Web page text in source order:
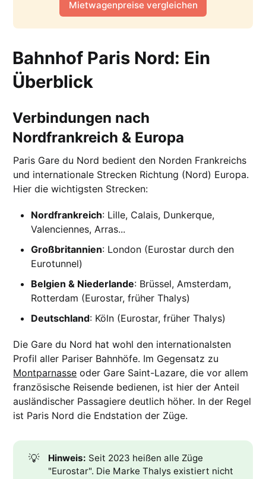
Mietwagenpreise vergleichen
Bahnhof Paris Nord: Ein
Überblick
Verbindungen nach
Nordfrankreich & Europa
Paris Gare du Nord bedient den Norden Frankreichs
und internationale Strecken Richtung (Nord) Europa.
Hier die wichtigsten Strecken:
Nordfrankreich: Lille, Calais, Dunkerque,
Valenciennes, Arras...
Großbritannien: London (Eurostar durch den
Eurotunnel)
Belgien & Niederlande: Brüssel, Amsterdam,
Rotterdam (Eurostar, früher Thalys)
Deutschland: Köln (Eurostar, früher Thalys)
Die Gare du Nord hat wohl den internationalsten
Profil aller Pariser Bahnhöfe. Im Gegensatz zu
Montparnasse oder Gare Saint-Lazare, die vor allem
französische Reisende bedienen, ist hier der Anteil
ausländischer Passagiere deutlich höher. In der Regel
ist Paris Nord die Endstation der Züge.
💡 Hinweis: Seit 2023 heißen alle Züge
"Eurostar". Die Marke Thalys existiert nicht